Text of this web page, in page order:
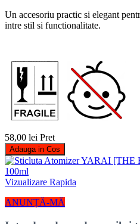
Un accesoriu practic si elegant
intre stil si functionalitate.
58,00 lei Pret
Adauga in Cos
Vizualizare Rapida
ANUNȚĂ-MĂ